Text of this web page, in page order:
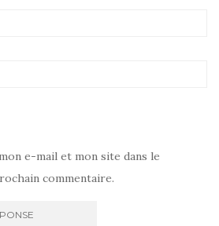
e-mail et mon site dans le
commentaire.